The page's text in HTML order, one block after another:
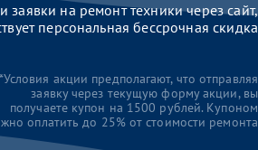
на ремонт техники через сайт,
персональная бессрочная скидка
*Условия акции предполагают, что отправляя
заявку через текущую форму акции, вы
получаете купон на 1500 рублей. Купоном
оплатить до 25% от стоимости ремонта